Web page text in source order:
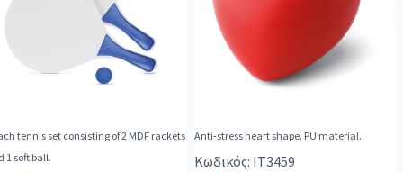
tennis set consisting of 2 MDF rackets
1 soft ball.
Anti-stress heart shape. PU material.
Κωδικός: IT3459